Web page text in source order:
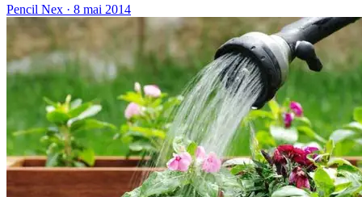
Pencil Nex · 8 mai 2014